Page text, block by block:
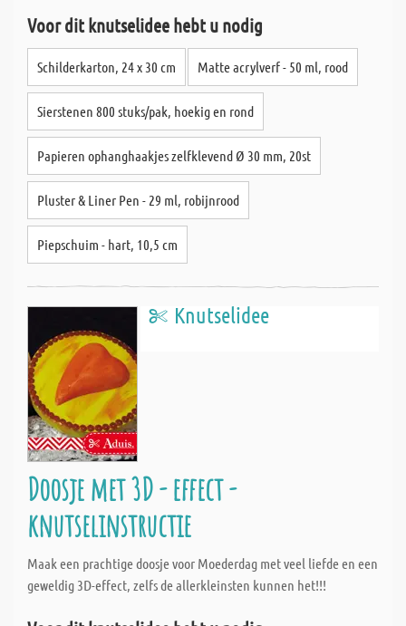
Voor dit knutselidee hebt u nodig
Schilderkarton, 24 x 30 cm Matte acrylverf - 50 ml, rood
Sierstenen 800 stuks/pak, hoekig en rond
Papieren ophanghaakjes zelfklevend Ø 30 mm, 20st
Pluster & Liner Pen - 29 ml, robijnrood
Piepschuim - hart, 10,5 cm
Knutselidee
Doosje met 3D - effect -
knutselinstructie
Maak een prachtige doosje voor Moederdag met veel liefde en een
geweldig 3D-effect, zelfs de allerkleinsten kunnen het!!!